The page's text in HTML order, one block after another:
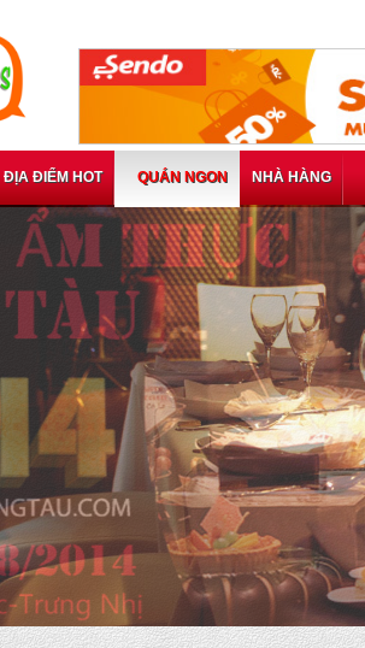
ĐỊA ĐIỂM HOT QUÁN NGON NHÀ HÀNG